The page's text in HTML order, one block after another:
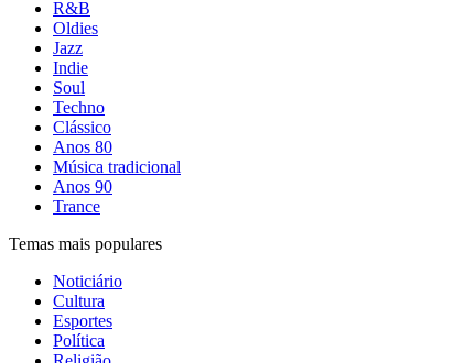
R&B
Oldies
Jazz
Indie
Soul
Techno
Clássico
Anos 80
Música tradicional
Anos 90
Trance
Temas mais populares
Noticiário
Cultura
Esportes
Política